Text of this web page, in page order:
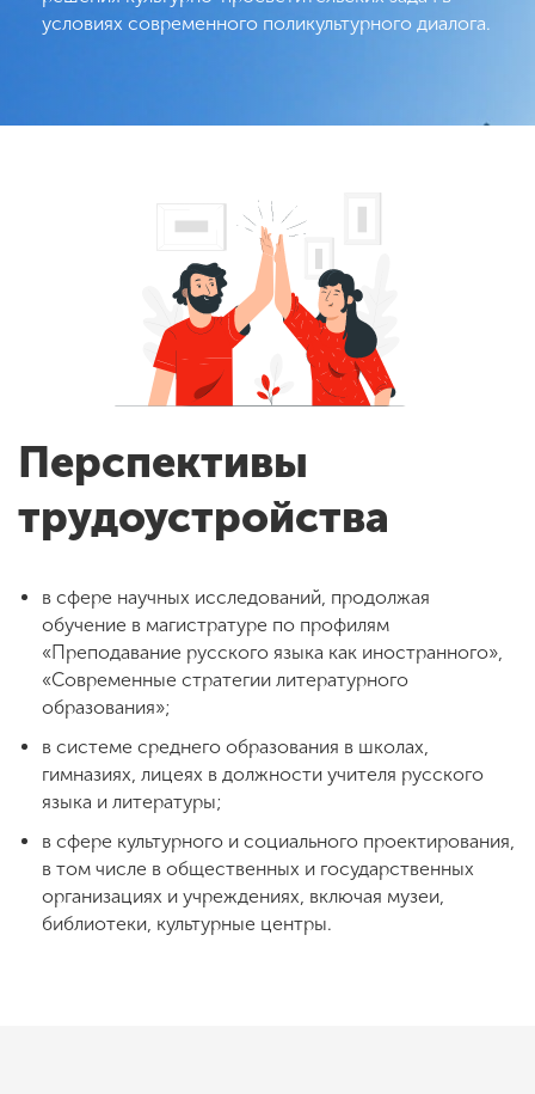
условиях современного поликультурного диалога.
Перспективы
трудоустройства
в сфере научных исследований, продолжая
обучение в магистратуре по профилям
«Преподавание русского языка как иностранного»,
«Современные стратегии литературного
образования»;
в системе среднего образования в школах,
гимназиях, лицеях в должности учителя русского
языка и литературы;
в сфере культурного и социального проектирования,
в том числе в общественных и государственных
организациях и учреждениях, включая музеи,
библиотеки, культурные центры.